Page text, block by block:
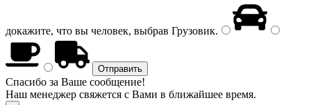
докажите, что вы человек, выбрав Грузовик.
Спасибо за Ваше сообщение!
Наш менеджер свяжется с Вами в ближайшее время.